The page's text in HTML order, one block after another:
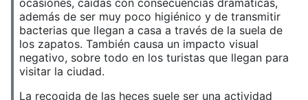
ocasiones, caídas con consecuencias dramáticas,
además de ser muy poco higiénico y de transmitir
bacterias que llegan a casa a través de la suela de
los zapatos. También causa un impacto visual
negativo, sobre todo en los turistas que llegan para
visitar la ciudad.
La recogida de las heces suele ser una actividad